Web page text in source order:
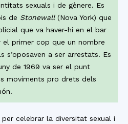
sexuals i de gènere. Es
de Stonewall(Nova York) que
que va haver-hi en el bar
el primer cop que un nombre
s’oposaven a ser arrestats. Es
de 1969 va ser el punt
moviments pro drets dels
celebrar la diversitat sexual i